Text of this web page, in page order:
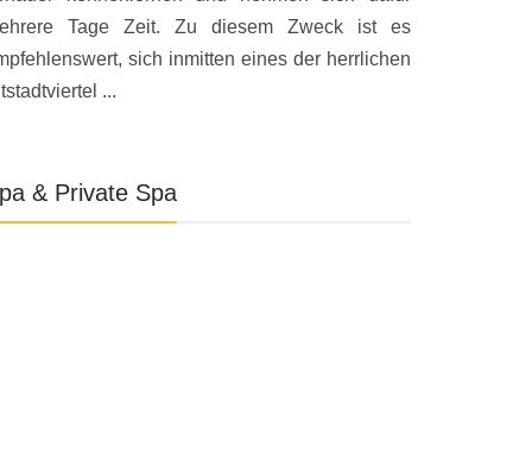
Tage Zeit. Zu diesem Zweck ist es
sich inmitten eines der herrlichen
...
& Private Spa